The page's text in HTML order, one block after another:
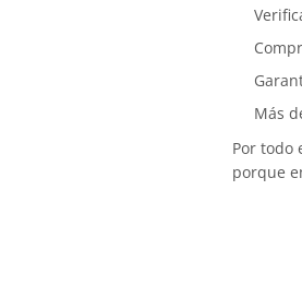
Más
Por todo
porque